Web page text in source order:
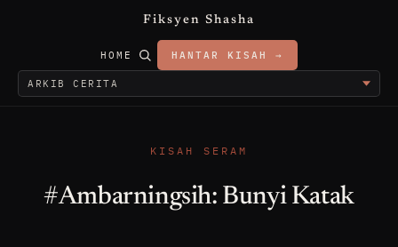
Fiksyen Shasha
HOME HANTAR KISAH →
KISAH SERAM
#Ambarningsih: Bunyi Katak